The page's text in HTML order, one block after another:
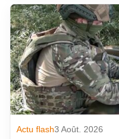
Actu flash3 Août. 2026